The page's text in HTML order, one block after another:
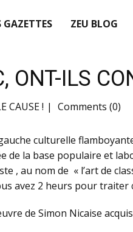
GAZETTES ZEU BLOG
ONT-ILS
CAUSE ! Comments (0)
culturelle
de la base populaire et
, au nom de « l’art de
avez 2 heurs pour traiter
de Simon Nicaise